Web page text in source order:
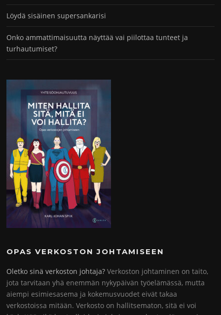
Löydä sisäinen supersankarisi
Onko ammattimaisuutta näyttää vai piilottaa tunteet ja
turhautumiset?
OPAS VERKOSTON JOHTAMISEEN
Oletko sinä verkoston johtaja? Verkoston johtaminen on taito,
jota tarvitaan yhä enemmän nykypäivän työelämässä, mutta
aiempi esimiesasema ja kokemusvuodet eivät takaa
verkostoissa mitään. Verkosto on hallitsematon, sitä ei voi